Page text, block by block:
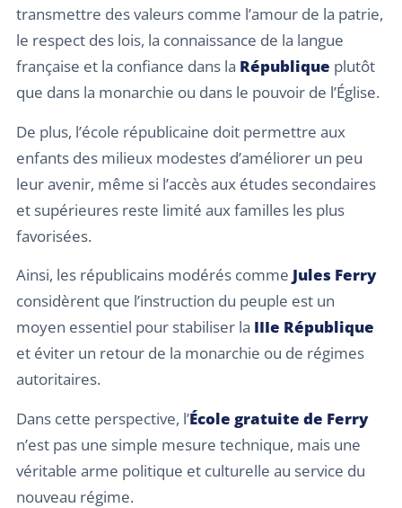
transmettre des valeurs comme l’amour de la patrie,
le respect des lois, la connaissance de la langue
française et la confiance dans la République plutôt
que dans la monarchie ou dans le pouvoir de l’Église.
De plus, l’école républicaine doit permettre aux
enfants des milieux modestes d’améliorer un peu
leur avenir, même si l’accès aux études secondaires
et supérieures reste limité aux familles les plus
favorisées.
Ainsi, les républicains modérés comme Jules Ferry
considèrent que l’instruction du peuple est un
moyen essentiel pour stabiliser la IIIe République
et éviter un retour de la monarchie ou de régimes
autoritaires.
Dans cette perspective, l’École gratuite de Ferry
n’est pas une simple mesure technique, mais une
véritable arme politique et culturelle au service du
nouveau régime.